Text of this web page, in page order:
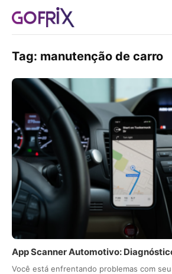
Tag: manutenção de carro
App Scanner Automotivo:
Você está enfrentando problemas com